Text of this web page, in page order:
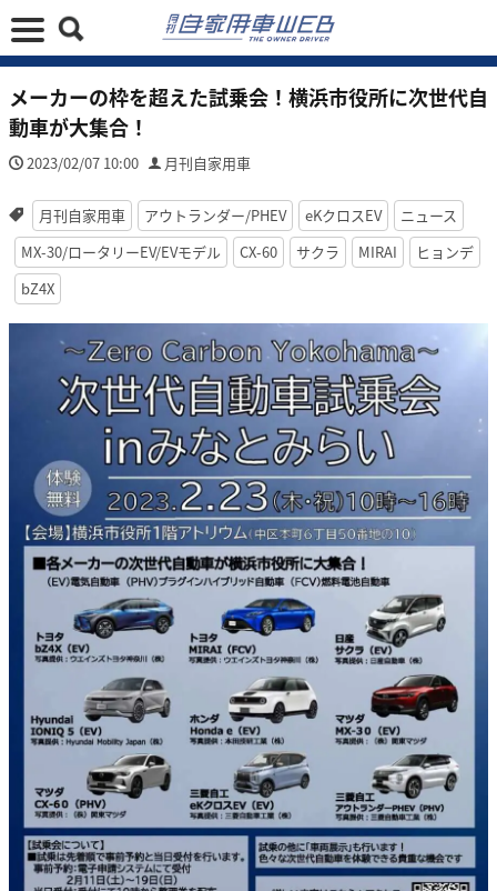
メーカーの枠を超えた試乗会！横浜市役所に次世代自
動車が大集合！
2023/02/07 10:00 月刊自家用車
月刊自家用車 アウトランダー/PHEV eKクロスEV
ニュース
MX-30/ロータリーEV/EVモデル
CX-60 サクラ MIRAI
ヒョンデ
bZ4X